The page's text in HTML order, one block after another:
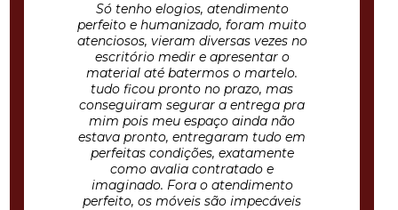
Só tenho elogios, atendimento
perfeito e humanizado, foram muito
atenciosos, vieram diversas vezes no
escritório medir e apresentar o
material até batermos o martelo.
tudo ficou pronto no prazo, mas
conseguiram segurar a entrega pra
mim pois meu espaço ainda não
estava pronto, entregaram tudo em
perfeitas condições, exatamente
como avalia contratado e
imaginado. Fora o atendimento
perfeito, os móveis são impecáveis